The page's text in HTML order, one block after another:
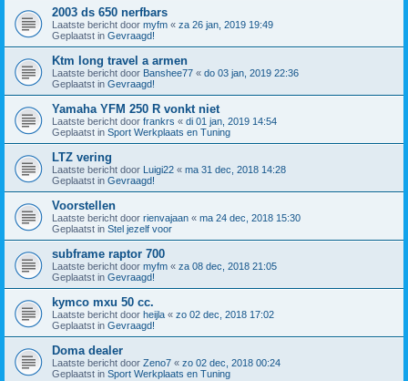
2003 ds 650 nerfbars
Laatste bericht door myfm « za 26 jan, 2019 19:49
Geplaatst in Gevraagd!
Ktm long travel a armen
Laatste bericht door Banshee77 « do 03 jan, 2019 22:36
Geplaatst in Gevraagd!
Yamaha YFM 250 R vonkt niet
Laatste bericht door frankrs « di 01 jan, 2019 14:54
Geplaatst in Sport Werkplaats en Tuning
LTZ vering
Laatste bericht door Luigi22 « ma 31 dec, 2018 14:28
Geplaatst in Gevraagd!
Voorstellen
Laatste bericht door rienvajaan « ma 24 dec, 2018 15:30
Geplaatst in Stel jezelf voor
subframe raptor 700
Laatste bericht door myfm « za 08 dec, 2018 21:05
Geplaatst in Gevraagd!
kymco mxu 50 cc.
Laatste bericht door heijla « zo 02 dec, 2018 17:02
Geplaatst in Gevraagd!
Doma dealer
Laatste bericht door Zeno7 « zo 02 dec, 2018 00:24
Geplaatst in Sport Werkplaats en Tuning